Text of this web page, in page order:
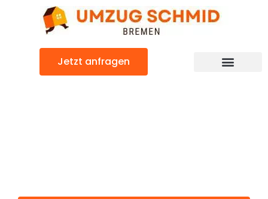
Jetzt anfragen